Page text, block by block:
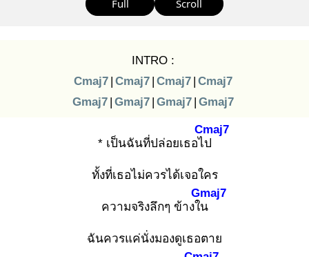
Full Scroll
INTRO :
Cmaj7 | Cmaj7 | Cmaj7 | Cmaj7
Gmaj7 | Gmaj7 | Gmaj7 | Gmaj7
* เป็นฉันที่ปล่อยเธอไป
Cmaj7
ทั้งที่เธอไม่ควรได้เจอใคร
ความจริงลึกๆ ข้างใน
Gmaj7
ฉันควรแค่นั่งมองดูเธอตาย